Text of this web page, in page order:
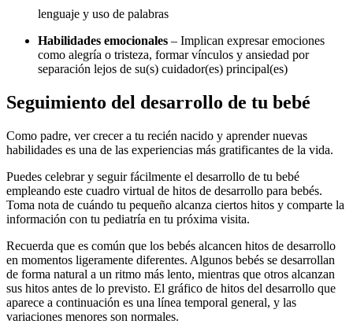
lenguaje y uso de palabras
Habilidades emocionales – Implican expresar emociones
como alegría o tristeza, formar vínculos y ansiedad por
separación lejos de su(s) cuidador(es) principal(es)
Seguimiento del desarrollo de tu bebé
Como padre, ver crecer a tu recién nacido y aprender nuevas
habilidades es una de las experiencias más gratificantes de la vida.
Puedes celebrar y seguir fácilmente el desarrollo de tu bebé
empleando este cuadro virtual de hitos de desarrollo para bebés.
Toma nota de cuándo tu pequeño alcanza ciertos hitos y comparte la
información con tu pediatría en tu próxima visita.
Recuerda que es común que los bebés alcancen hitos de desarrollo
en momentos ligeramente diferentes. Algunos bebés se desarrollan
de forma natural a un ritmo más lento, mientras que otros alcanzan
sus hitos antes de lo previsto. El gráfico de hitos del desarrollo que
aparece a continuación es una línea temporal general, y las
variaciones menores son normales.